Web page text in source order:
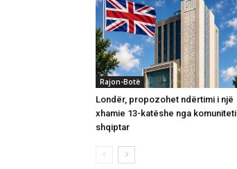
Rajon-Botë
Londër, propozohet ndërtimi i një
xhamie 13-katëshe nga komuniteti
shqiptar